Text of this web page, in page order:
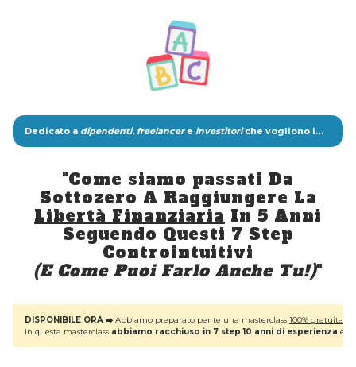
Dedicato a dipendenti, freelancere investitoriche vogliono imparare a vivere di investimenti:
"Come siamo passati Da
Sottozero A Raggiungere La
Libertà Finanziaria In 5 Anni
Seguendo Questi 7 Step
Controintuitivi
(E Come Puoi Farlo Anche Tu!)"
DISPONIBILE ORA ➡️ Abbiamo preparato per te una masterclass 100% gratuita
In questa masterclass abbiamo racchiuso in 7 step 10 anni di esperienza e